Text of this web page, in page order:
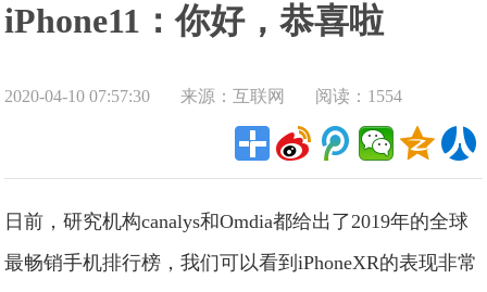
iPhone11：你好，恭喜啦
2020-04-10 07:57:30 来源：互联网 阅读：1554
日前，研究机构canalys和Omdia都给出了2019年的全球
最畅销手机排行榜，我们可以看到iPhoneXR的表现非常